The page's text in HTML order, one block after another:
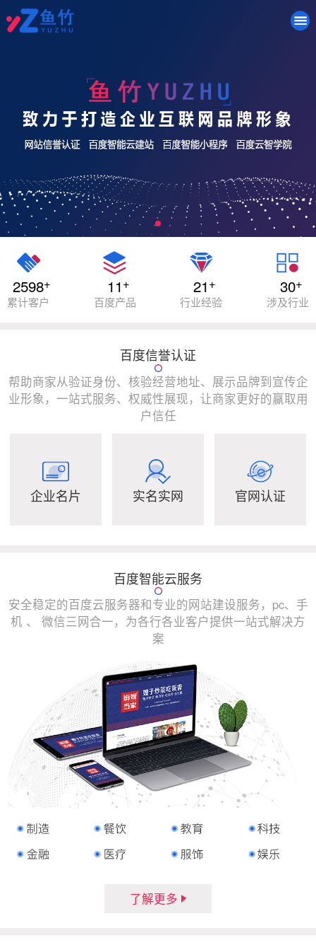
2598+
累计客户
11+
百度产品
21+
行业经验
30+
涉及行业
百度信誉认证
帮助商家从验证身份、核验经营地址、展示品牌到宣传企
业形象，一站式服务、权威性展现，让商家更好的赢取用
户信任
企业名片 实名实网 官网认证
百度智能云服务
安全稳定的百度云服务器和专业的网站建设服务，pc、手
机 、 微信三网合一，为各行各业客户提供一站式解决方
案
了解更多